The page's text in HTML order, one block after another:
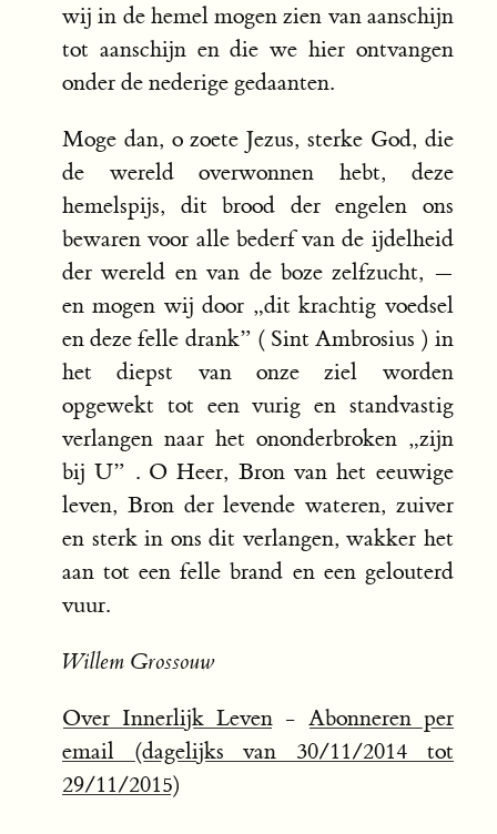
wij in de hemel mogen zien van aanschijn
tot aanschijn en die we hier ontvangen
onder de nederige gedaanten.
Moge dan, o zoete Jezus, sterke God, die
de wereld overwonnen hebt, deze
hemelspijs, dit brood der engelen ons
bewaren voor alle bederf van de ijdelheid
der wereld en van de boze zelfzucht, —
en mogen wij door „dit krachtig voedsel
en deze felle drank” ( Sint Ambrosius ) in
het diepst van onze ziel worden
opgewekt tot een vurig en standvastig
verlangen naar het ononderbroken „zijn
bij U” . O Heer, Bron van het eeuwige
leven, Bron der levende wateren, zuiver
en sterk in ons dit verlangen, wakker het
aan tot een felle brand en een gelouterd
vuur.
Willem Grossouw
Over Innerlijk Leven - Abonneren per
email (dagelijks van 30/11/2014 tot
29/11/2015)